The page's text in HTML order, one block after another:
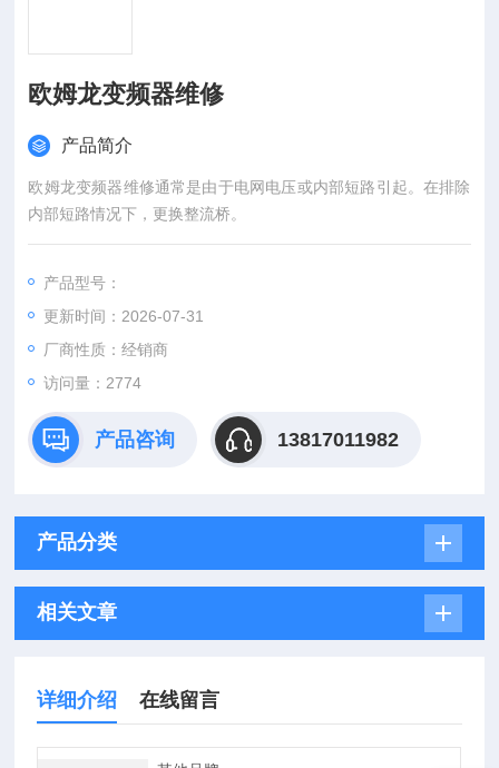
欧姆龙变频器维修
产品简介
欧姆龙变频器维修通常是由于电网电压或内部短路引起。在排除
内部短路情况下，更换整流桥。
产品型号：
更新时间：2026-07-31
厂商性质：经销商
访问量：2774
产品咨询 13817011982
产品分类
相关文章
详细介绍 在线留言